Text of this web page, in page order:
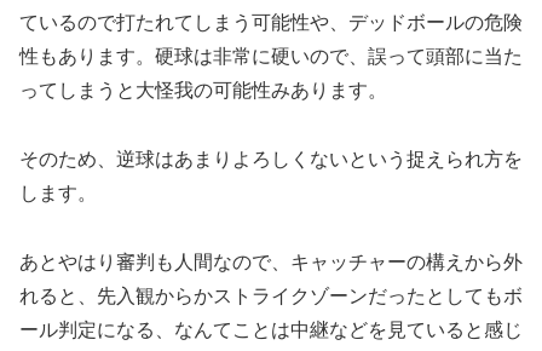
ているので打たれてしまう可能性や、デッドボールの危険
性もあります。硬球は非常に硬いので、誤って頭部に当た
ってしまうと大怪我の可能性みあります。
そのため、逆球はあまりよろしくないという捉えられ方を
します。
あとやはり審判も人間なので、キャッチャーの構えから外
れると、先入観からかストライクゾーンだったとしてもボ
ール判定になる、なんてことは中継などを見ていると感じ